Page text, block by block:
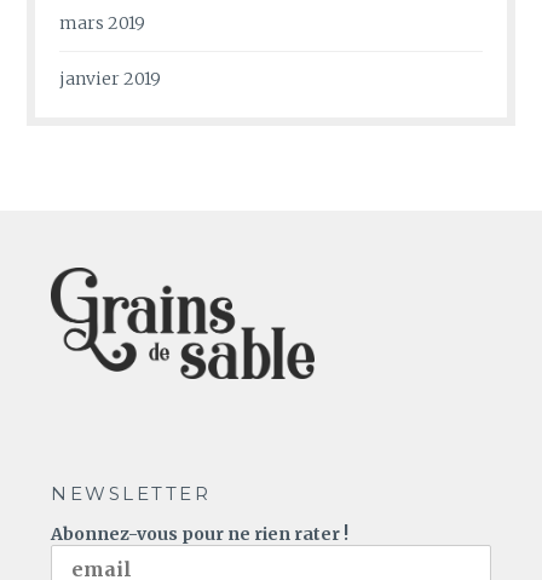
mars 2019
janvier 2019
NEWSLETTER
Abonnez-vous pour ne rien rater !